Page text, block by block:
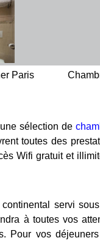
Paris
sélection de
toutes des
Wifi gratuit et
servi
à toutes vos
Pour vos